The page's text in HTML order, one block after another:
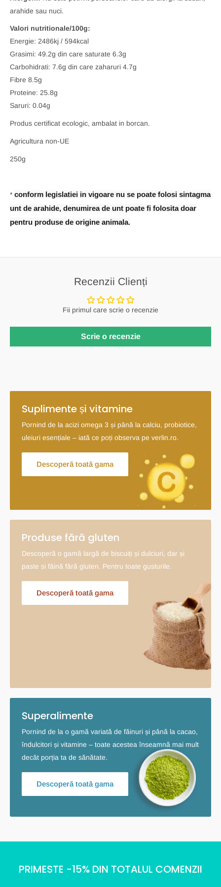
arahide sau nuci.
Valori nutritionale/100g:
Energie: 2486kj / 594kcal
Grasimi: 49.2g din care saturate 6.3g
Carbohidrati: 7.6g din care zaharuri 4.7g
Fibre 8.5g
Proteine: 25.8g
Saruri: 0.04g
Produs certificat ecologic, ambalat in borcan.
Agricultura non-UE
250g
* conform legislatiei in vigoare nu se poate folosi sintagma
unt de arahide, denumirea de unt poate fi folosita doar
pentru produse de origine animala.
Recenzii Clienți
Fii primul care scrie o recenzie
Scrie o recenzie
Suplimente și vitamine
Pornind de la acizi omega 3 și până la calciu, probiotice,
uleiuri esențiale – iată ce poți observa pe verlin.ro.
Descoperă toată gama
Produse fără gluten
Descoperă o gamă largă de biscuiți și dulciuri, dar și
paste si făină fără gluten. Pentru toate gusturile.
Descoperă toată gama
Superalimente
Pornind de la o gamă variată de făinuri și până la cacao,
îndulcitori și vitamine – toate acestea înseamnă mai mult
decât porția ta de sănătate.
Descoperă toată gama
PRIMESTE -15% DIN TOTALUL COMENZII